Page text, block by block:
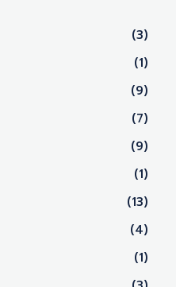
(3)
(1)
(9)
(7)
(9)
(1)
(13)
(4)
(1)